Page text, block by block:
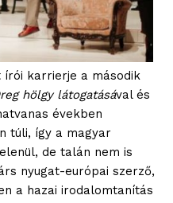
írói karrierje a második
hölgy látogatásával és
években
túli, így a magyar
de talán nem is
nyugat-európai szerző,
a hazai irodalomtanítás